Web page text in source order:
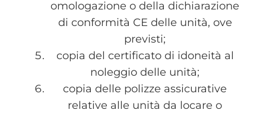
omologazione o della dichiarazione
di conformità CE delle unità, ove
previsti;
copia del certificato di idoneità al
noleggio delle unità;
copia delle polizze assicurative
relative alle unità da locare o